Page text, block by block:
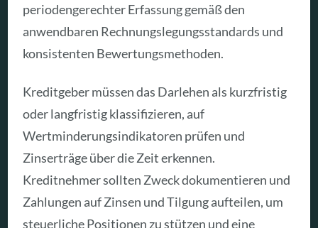
periodengerechter Erfassung gemäß den
anwendbaren Rechnungslegungsstandards und
konsistenten Bewertungsmethoden.
Kreditgeber müssen das Darlehen als kurzfristig
oder langfristig klassifizieren, auf
Wertminderungsindikatoren prüfen und
Zinserträge über die Zeit erkennen.
Kreditnehmer sollten Zweck dokumentieren und
Zahlungen auf Zinsen und Tilgung aufteilen, um
steuerliche Positionen zu stützen und eine